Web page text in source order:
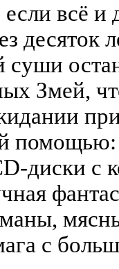
всё и
десяток
суши
Змей,
помощью:
диски
с